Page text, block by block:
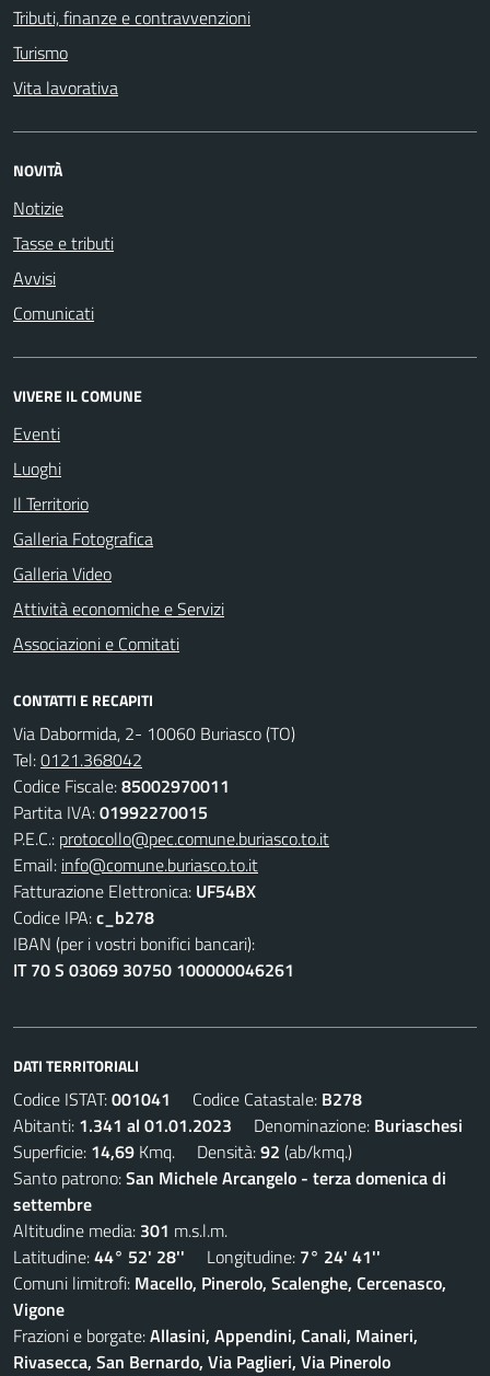
Tributi, finanze e contravvenzioni
Turismo
Vita lavorativa
NOVITÀ
Notizie
Tasse e tributi
Avvisi
Comunicati
VIVERE IL COMUNE
Eventi
Luoghi
Il Territorio
Galleria Fotografica
Galleria Video
Attività economiche e Servizi
Associazioni e Comitati
CONTATTI E RECAPITI
Via Dabormida, 2- 10060 Buriasco (TO)
Tel:0121.368042
Codice Fiscale:85002970011
Partita IVA:01992270015
P.E.C.: protocollo@pec.comune.buriasco.to.it
Email: info@comune.buriasco.to.it
Fatturazione Elettronica: UF54BX
Codice IPA:c_b278
IBAN (per i vostri bonifici bancari):
IT 70 S 03069 30750 100000046261
DATI TERRITORIALI
Codice ISTAT:001041 Codice Catastale: B278
Abitanti: 1.341 al 01.01.2023 Denominazione: Buriaschesi
Superficie: 14,69 Kmq. Densità:92 (ab/kmq.)
Santo patrono:San Michele Arcangelo - terza domenica di
settembre
Altitudine media: 301 m.s.l.m.
Latitudine:44° 52' 28'' Longitudine: 7° 24' 41''
Comuni limitrofi: Macello, Pinerolo, Scalenghe, Cercenasco,
Vigone
Frazioni e borgate:Allasini, Appendini, Canali, Maineri,
Rivasecca, San Bernardo, Via Paglieri, Via Pinerolo